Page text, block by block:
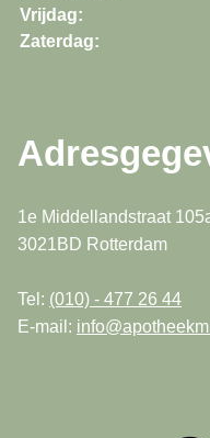
Vrijdag:
Zaterdag:
1e Middellandstraat
3021BD Rotterdam
Tel: (010) - 477 26 44
E-mail: